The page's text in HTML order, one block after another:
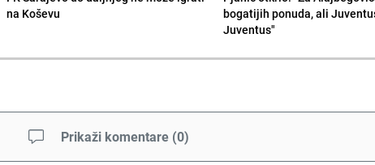
na Koševu
bogatijih ponuda, ali
Juventus"
Prikaži komentare (0)